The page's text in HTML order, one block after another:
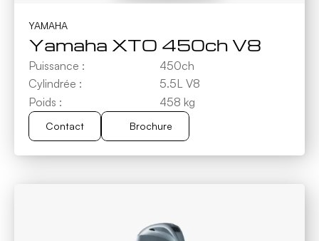
YAMAHA
Yamaha XTO 450ch V8
Puissance :
450ch
Cylindrée :
5.5L V8
Poids :
458 kg
Contact
Contact
Brochure
Brochure